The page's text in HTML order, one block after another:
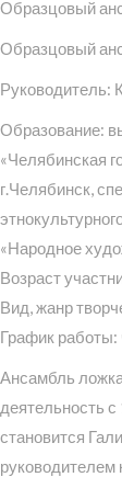
Образцовый
Образцовый
Руководитель:
Образование:
«Челябинская
г.Челябинск,
«Народное
Возраст
Вид, жанр
График работы:
Ансамбль
деятельность
становится
руководителем